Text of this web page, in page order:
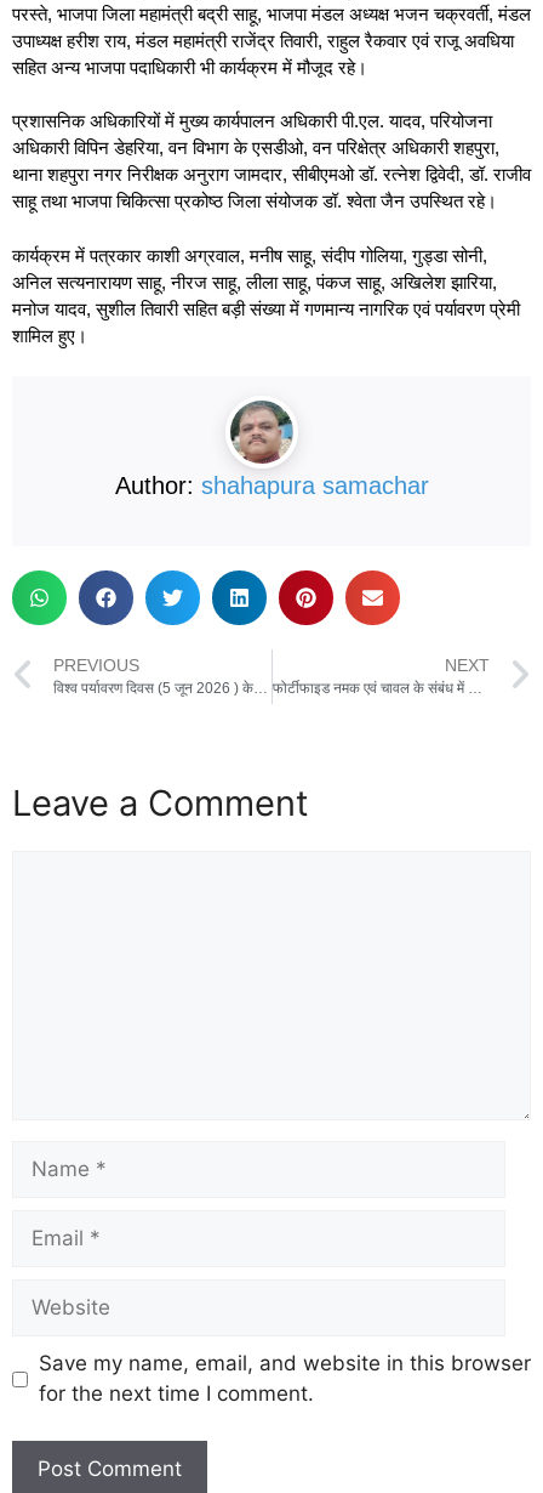
परस्ते, भाजपा जिला महामंत्री बद्री साहू, भाजपा मंडल अध्यक्ष भजन चक्रवर्ती, मंडल
उपाध्यक्ष हरीश राय, मंडल महामंत्री राजेंद्र तिवारी, राहुल रैकवार एवं राजू अवधिया
सहित अन्य भाजपा पदाधिकारी भी कार्यक्रम में मौजूद रहे।
प्रशासनिक अधिकारियों में मुख्य कार्यपालन अधिकारी पी.एल. यादव, परियोजना
अधिकारी विपिन डेहरिया, वन विभाग के एसडीओ, वन परिक्षेत्र अधिकारी शहपुरा,
थाना शहपुरा नगर निरीक्षक अनुराग जामदार, सीबीएमओ डॉ. रत्नेश द्विवेदी, डॉ. राजीव
साहू तथा भाजपा चिकित्सा प्रकोष्ठ जिला संयोजक डॉ. श्वेता जैन उपस्थित रहे।
कार्यक्रम में पत्रकार काशी अग्रवाल, मनीष साहू, संदीप गोलिया, गुड्डा सोनी,
अनिल सत्यनारायण साहू, नीरज साहू, लीला साहू, पंकज साहू, अखिलेश झारिया,
मनोज यादव, सुशील तिवारी सहित बड़ी संख्या में गणमान्य नागरिक एवं पर्यावरण प्रेमी
शामिल हुए।
Author: shahapura samachar
PREVIOUS
विश्व पर्यावरण दिवस (5 जून 2026 ) के अवसर पर मिशन लाइफ “एक पेड़ माँ के नाम 2.0” महा अभियान के तहत वन मंडल शहपुरा में कार्यक्रम आयोजित
NEXT
फोर्टीफाइड नमक एवं चावल के संबंध में जागरूकता हेतु प्रशिक्षण का आयोजन
Leave a Comment
Save my name, email, and website in this browser
for the next time I comment.